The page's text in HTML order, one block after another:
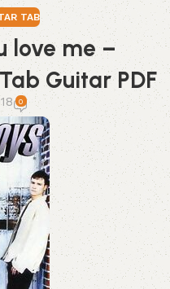
TAB
love me –
Guitar PDF
0